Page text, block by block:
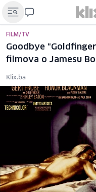
FILM/TV
Goodbye
filmova o Jamesu
Klix.ba